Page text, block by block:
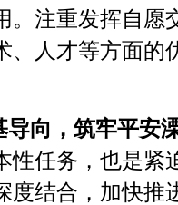
。注重发挥自
、人才等方面
导向，筑牢平安
性任务，也是
度结合， 加快推